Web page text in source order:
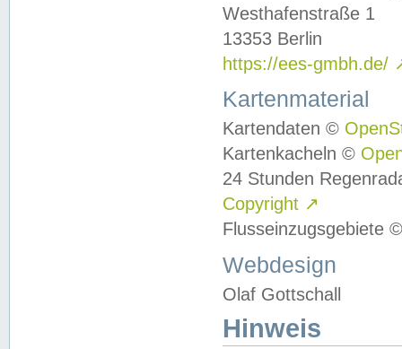
Westhafenstraße 1
13353 Berlin
https://ees-gmbh.de/
Kartenmaterial
Kartendaten ©
Kartenkacheln ©
24 Stunden
Copyright ↗
Flusseinzugsgebiete
Webdesign
Olaf Gottschall
Hinweis